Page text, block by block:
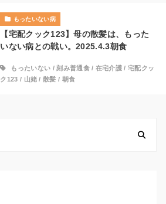
もったいない病
【宅配クック123】母の散髪は、もった
いない病との戦い。2025.4.3朝食
もったいない /刻み普通食/ 在宅介護 /宅配クッ
ク123 / 山姥 /散髪 / 朝食